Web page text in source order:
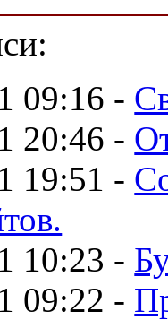
09:16 -
20:46 -
19:51 -
10:23 -
09:22 -